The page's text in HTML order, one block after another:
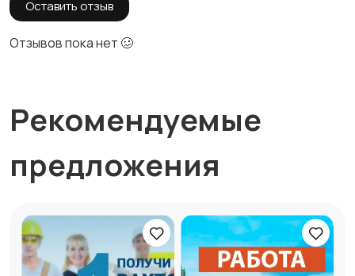
Оставить отзыв
Отзывов пока нет 🥴
Рекомендуемые
предложения